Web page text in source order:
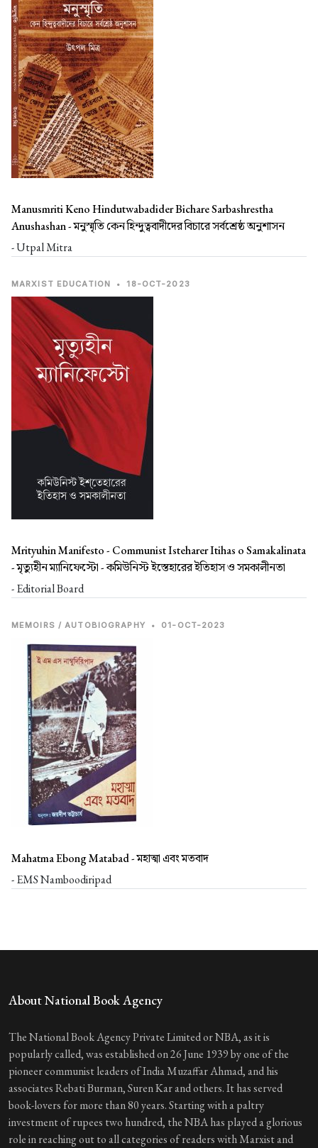
Manusmriti Keno Hindutwabadider Bichare Sarbashrestha
Anushashan -মনুস্মৃতি কেন হিন্দুত্ববাদীদের বিচারে সর্বশ্রেষ্ঠ অনুশাসন
- Utpal Mitra
MARXIST EDUCATION • 18-OCT-2023
Mrityuhin Manifesto - Communist Isteharer Itihas o Samakalinata
-মৃত্যুহীন ম্যানিফেস্টো - কমিউনিস্ট ইস্তেহারের ইতিহাস ও সমকালীনতা
- Editorial Board
MEMOIRS / AUTOBIOGRAPHY • 01-OCT-2023
Mahatma Ebong Matabad -মহাত্মা এবং মতবাদ
- EMS Namboodiripad
About National Book Agency
The National Book Agency Private Limited or NBA, as it is
popularly called, was established on 26 June 1939 by one of the
pioneer communist leaders of India Muzaffar Ahmad, and his
associates Rebati Burman, Suren Kar and others. It has served
book-lovers for more than 80 years. Starting with a paltry
investment of rupees two hundred, the NBA has played a glorious
role in reaching out to all categories of readers with Marxist and